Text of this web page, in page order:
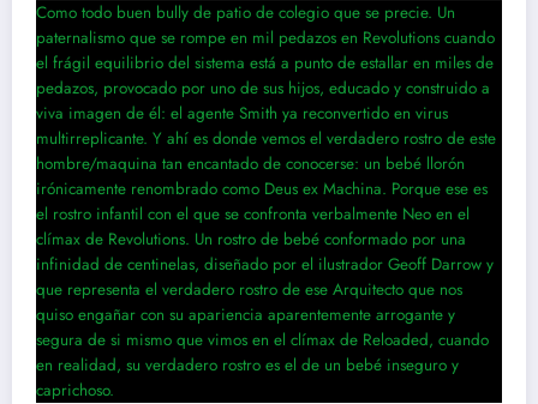
Como todo buen bully de patio de colegio que se precie. Un
paternalismo que se rompe en mil pedazos en Revolutions cuando
el frágil equilibrio del sistema está a punto de estallar en miles de
pedazos, provocado por uno de sus hijos, educado y construido a
viva imagen de él: el agente Smith ya reconvertido en virus
multirreplicante. Y ahí es donde vemos el verdadero rostro de este
hombre/maquina tan encantado de conocerse: un bebé llorón
irónicamente renombrado como Deus ex Machina. Porque ese es
el rostro infantil con el que se confronta verbalmente Neo en el
clímax de Revolutions. Un rostro de bebé conformado por una
infinidad de centinelas, diseñado por el ilustrador Geoff Darrow y
que representa el verdadero rostro de ese Arquitecto que nos
quiso engañar con su apariencia aparentemente arrogante y
segura de si mismo que vimos en el clímax de Reloaded, cuando
en realidad, su verdadero rostro es el de un bebé inseguro y
caprichoso.